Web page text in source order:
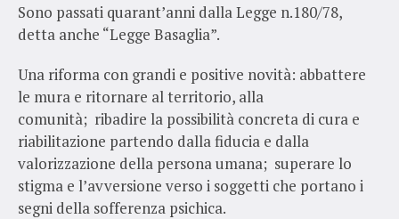
Sono passati quarant’anni dalla Legge n.180/78,
detta anche “Legge Basaglia”.
Una riforma con grandi e positive novità: abbattere
le mura e ritornare al territorio, alla
comunità; ribadire la possibilità concreta di cura e
riabilitazione partendo dalla fiducia e dalla
valorizzazione della persona umana; superare lo
stigma e l’avversione verso i soggetti che portano i
segni della sofferenza psichica.